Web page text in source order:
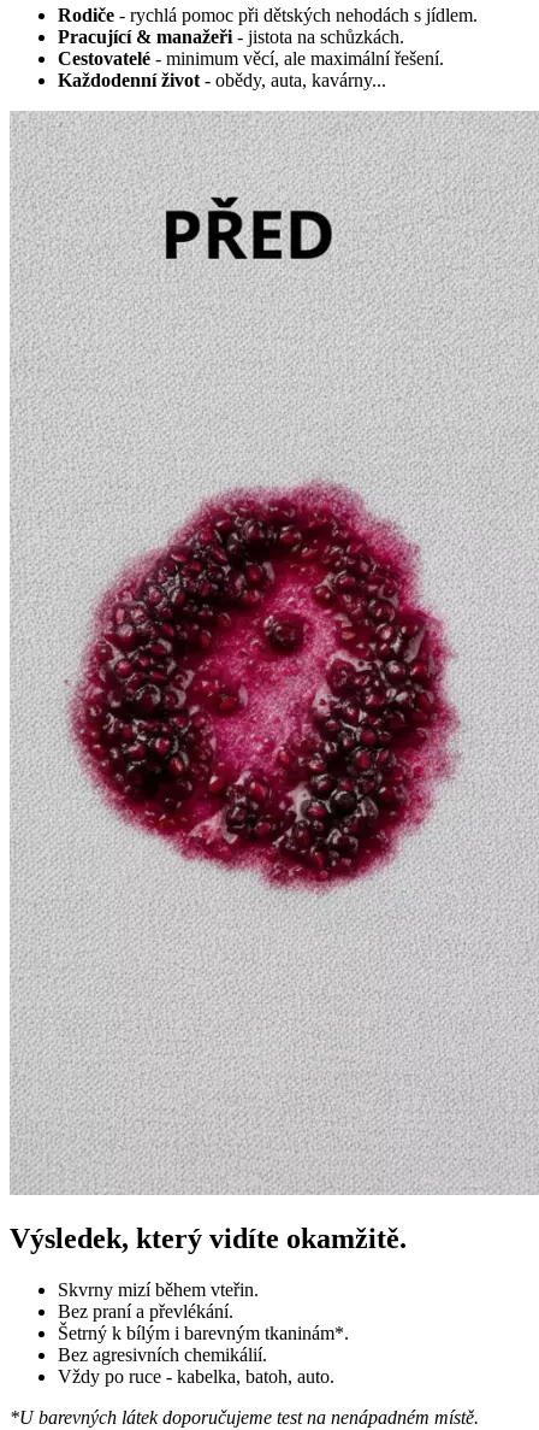
Rodiče - rychlá pomoc při dětských nehodách s jídlem.
Pracující & manažeři - jistota na schůzkách.
Cestovatelé - minimum věcí, ale maximální řešení.
Každodenní život - obědy, auta, kavárny...
Výsledek, který vidíte okamžitě.
Skvrny mizí během vteřin.
Bez praní a převlékání.
Šetrný k bílým i barevným tkaninám*.
Bez agresivních chemikálií.
Vždy po ruce - kabelka, batoh, auto.
*U barevných látek doporučujeme test na nenápadném místě.